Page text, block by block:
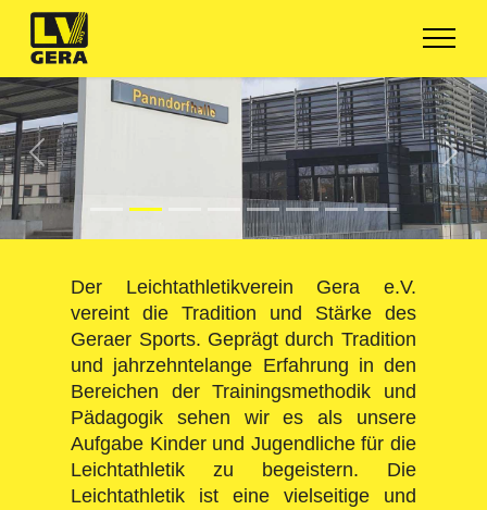
Previous
Der Leichtathletikverein Gera e.V.
vereint die Tradition und Stärke des
Geraer Sports. Geprägt durch Tradition
und jahrzehntelange Erfahrung in den
Bereichen der Trainingsmethodik und
Pädagogik sehen wir es als unsere
Aufgabe Kinder und Jugendliche für die
Leichtathletik zu begeistern. Die
Leichtathletik ist eine vielseitige und